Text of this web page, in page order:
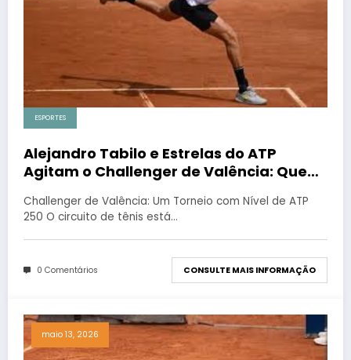
ESPORTES
Alejandro Tabilo e Estrelas do ATP
Agitam o Challenger de Valência: Quem
Challenger de Valência: Um Torneio com Nível de ATP
250 O circuito de tênis está…
0 Comentários CONSULTE MAIS INFORMAÇÃO
maio 13, 2026